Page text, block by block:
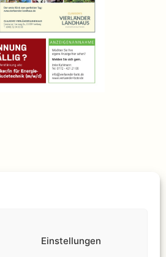
Einstellungen